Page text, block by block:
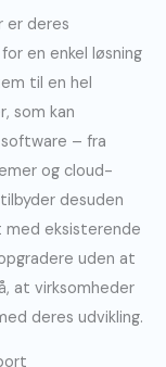
er deres
en enkel løsning
til en hel
som kan
– fra
og cloud-
desuden
eksisterende
uden at
at virksomheder
deres udvikling.